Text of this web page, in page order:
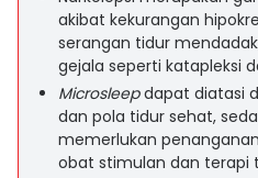
akibat kekurangan
serangan tidur
gejala seperti katapleksi
Microsleepdapat diatasi
dan pola tidur sehat,
memerlukan
obat stimulan dan terapi